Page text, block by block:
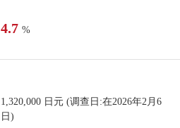
4.7 %
1,320,000 日元 (调查日:在2026年2月6
日)